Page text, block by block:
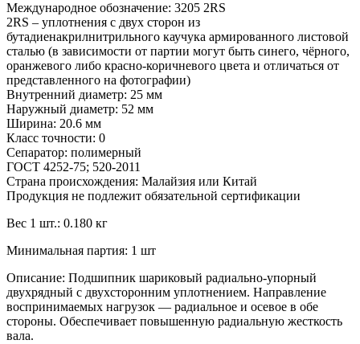
Международное обозначение: 3205 2RS
2RS – уплотнения с двух сторон из
бутадиенакрилнитрильного каучука армированного листовой
сталью (в зависимости от партии могут быть синего, чёрного,
оранжевого либо красно-коричневого цвета и отличаться от
представленного на фотографии)
Внутренний диаметр: 25 мм
Наружный диаметр: 52 мм
Ширина: 20.6 мм
Класс точности: 0
Сепаратор: полимерный
ГОСТ 4252-75; 520-2011
Страна происхождения: Малайзия или Китай
Продукция не подлежит обязательной сертификации
Вес 1 шт.: 0.180 кг
Минимальная партия: 1 шт
Описание: Подшипник шариковый радиально-упорный
двухрядный с двухсторонним уплотнением. Направление
воспринимаемых нагрузок — радиальное и осевое в обе
стороны. Обеспечивает повышенную радиальную жесткость
вала.